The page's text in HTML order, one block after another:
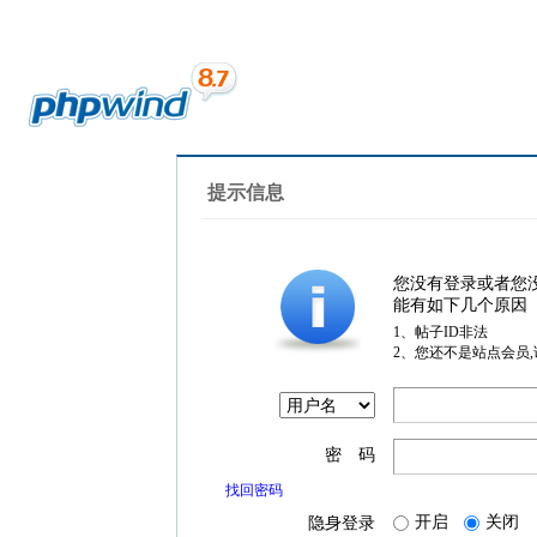
提示信息
您没有登录或者您
能有如下几个原因
1、帖子ID非法
2、您还不是站点会员
密 码
找回密码
隐身登录 开启 关闭